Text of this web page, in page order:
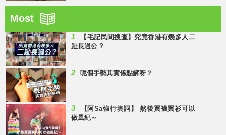
Most
1
【毛記民間搜查】究竟香港有幾多人二
趾長過公 ?
2 呢個手勢其實係點解呀？
3
【阿Sa強行填詞】 然後買襪買衫可以
做風紀～